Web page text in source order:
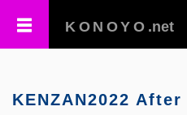
KONOYO .net
KENZAN2022